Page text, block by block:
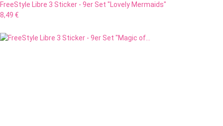
FreeStyle Libre 3 Sticker - 9er Set "Lovely Mermaids"
8,49 €